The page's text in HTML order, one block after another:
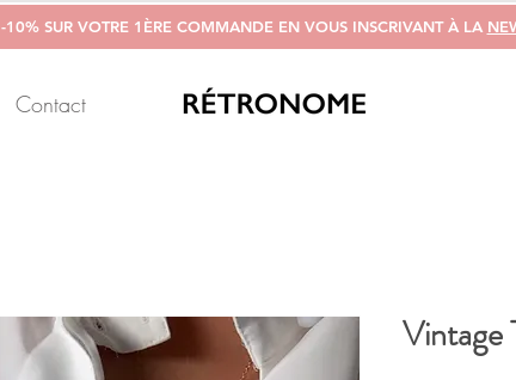
-10% SUR VOTRE 1ÈRE COMMANDE EN VOUS INSCRIVANT À LA
Contact
Vintage